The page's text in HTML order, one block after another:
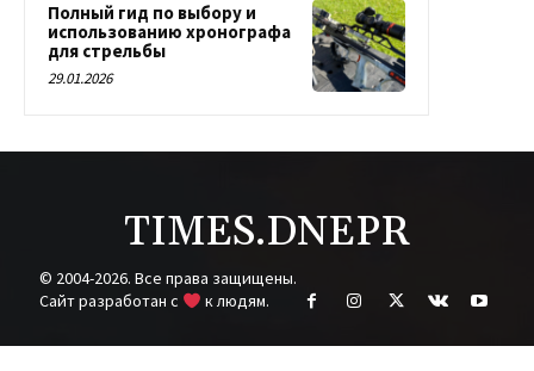
Полный гид по выбору и
использованию хронографа
для стрельбы
29.01.2026
TIMES.DNEPR
© 2004-2026. Все права защищены.
Cайт разработан с
к людям.